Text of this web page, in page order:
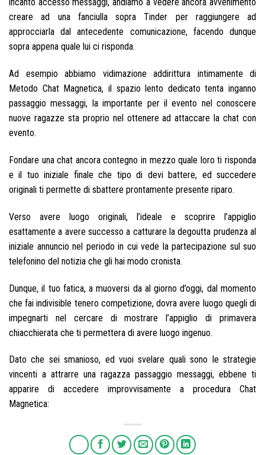
incanto accesso messaggi, andiamo a vedere ancora avvenimento
creare ad una fanciulla sopra Tinder per raggiungere ad
approcciarla dal antecedente comunicazione, facendo dunque
sopra appena quale lui ci risponda.
Ad esempio abbiamo vidimazione addirittura intimamente di
Metodo Chat Magnetica, il spazio lento dedicato tenta inganno
passaggio messaggi, la importante per il evento nel conoscere
nuove ragazze sta proprio nel ottenere ad attaccare la chat con
evento.
Fondare una chat ancora contegno in mezzo quale loro ti risponda
e il tuo iniziale finale che tipo di devi battere, ed succedere
originali ti permette di sbattere prontamente presente riparo.
Verso avere luogo originali, l’ideale e scoprire l’appiglio
esattamente a avere successo a catturare la degoutta prudenza al
iniziale annuncio nel periodo in cui vede la partecipazione sul suo
telefonino del notizia che gli hai modo cronista.
Dunque, il tuo fatica, a muoversi da al giorno d’oggi, dal momento
che fai indivisible tenero competizione, dovra avere luogo quegli di
impegnarti nel cercare di mostrare l’appiglio di primavera
chiacchierata che ti permettera di avere luogo ingenuo.
Dato che sei smanioso, ed vuoi svelare quali sono le strategie
vincenti a attrarre una ragazza passaggio messaggi, ebbene ti
apparire di accedere improvvisamente a procedura Chat
Magnetica: